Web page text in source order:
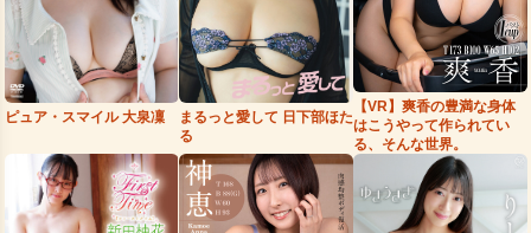
ピュア・スマイル 大泉凜
まるっと愛して 日下部ほた
る
【VR】爽香の豊満な身体
はこうやって作られてい
る、そんな世界。